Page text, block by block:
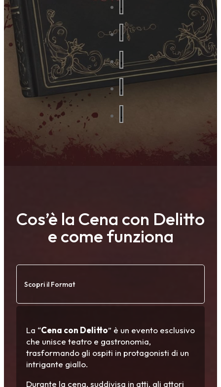
Cos’è la Cena con Delitto
e come funziona
Scopri il Format
La “Cena con Delitto” è un evento esclusivo
che unisce teatro e gastronomia,
trasformando gli ospiti in protagonisti di un
intrigante giallo.
Durante la cena, suddivisa in atti, gli attori